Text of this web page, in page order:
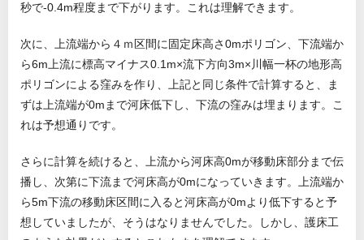
秒で-0.4m程度まで下がります。これは理解できます。
次に、上流端から４ｍ区間に固定床高さ0mポリゴン、下流端か
ら6m上流に標高マイナス0.1m×流下方向3m×川幅一杯の地形高
ポリゴンによる窪みを作り、上記と同じ条件で計算すると、ま
ずは上流端が0mまで河床低下し、下流の窪みは埋まります。こ
れは予想通りです。
さらに計算を続けると、上流から河床高0mが移動床部分まで伝
播し、次第に下流まで河床高が0mになっていきます。上流端か
ら5m下流の移動床区間に入ると河床高が0mより低下すると予
想していましたが、そうはなりませんでした。しかし、護床工